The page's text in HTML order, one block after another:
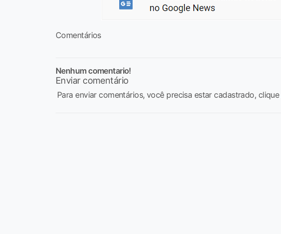
Comentários
Nenhum comentario!
Enviar comentário
Para enviar comentários, você precisa estar cadastrado, clique